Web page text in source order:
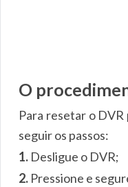
O
Para resetar o
seguir os passos:
1. Desligue o DVR;
2. Pressione e